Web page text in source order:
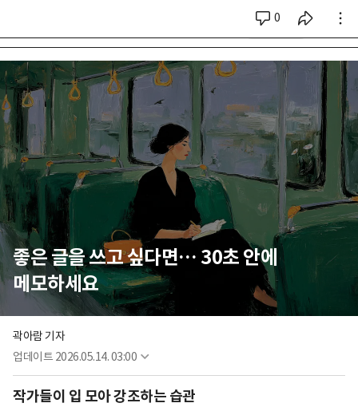
0
시리즈 전체
좋은 글을 쓰고 싶다면… 30초 안에
메모하세요
곽아람 기자
업데이트 2026.05.14. 03:00
작가들이 입 모아 강조하는 습관